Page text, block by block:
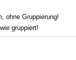
ohne Gruppierung!
gruppiert!